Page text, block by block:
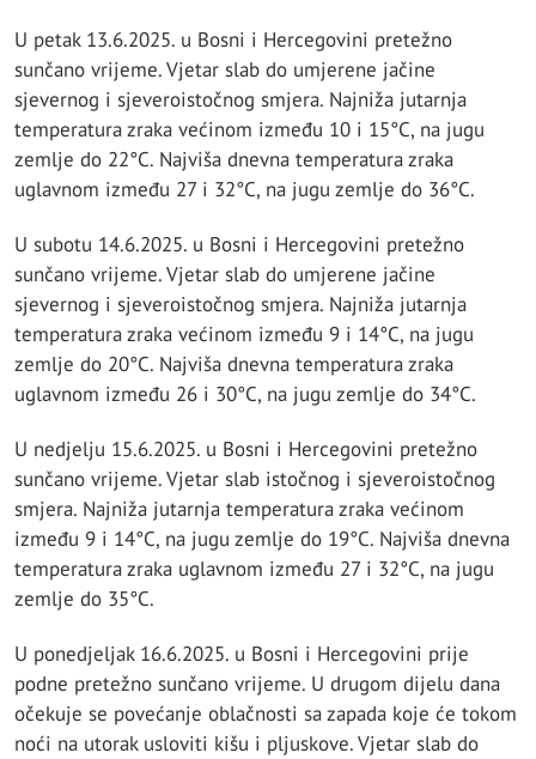
U petak 13.6.2025. u Bosni i Hercegovini pretežno
sunčano vrijeme. Vjetar slab do umjerene jačine
sjevernog i sjeveroistočnog smjera. Najniža jutarnja
temperatura zraka većinom između 10 i 15°C, na jugu
zemlje do 22°C. Najviša dnevna temperatura zraka
uglavnom između 27 i 32°C, na jugu zemlje do 36°C.
U subotu 14.6.2025. u Bosni i Hercegovini pretežno
sunčano vrijeme. Vjetar slab do umjerene jačine
sjevernog i sjeveroistočnog smjera. Najniža jutarnja
temperatura zraka većinom između 9 i 14°C, na jugu
zemlje do 20°C. Najviša dnevna temperatura zraka
uglavnom između 26 i 30°C, na jugu zemlje do 34°C.
U nedjelju 15.6.2025. u Bosni i Hercegovini pretežno
sunčano vrijeme. Vjetar slab istočnog i sjeveroistočnog
smjera. Najniža jutarnja temperatura zraka većinom
između 9 i 14°C, na jugu zemlje do 19°C. Najviša dnevna
temperatura zraka uglavnom između 27 i 32°C, na jugu
zemlje do 35°C.
U ponedjeljak 16.6.2025. u Bosni i Hercegovini prije
podne pretežno sunčano vrijeme. U drugom dijelu dana
očekuje se povećanje oblačnosti sa zapada koje će tokom
noći na utorak usloviti kišu i pljuskove. Vjetar slab do